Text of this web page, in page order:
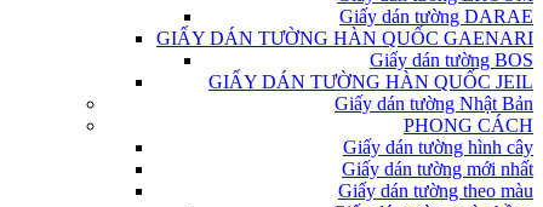
Giấy dán tường DARAE
GIẤY DÁN TƯỜNG HÀN QUỐC GAENARI
Giấy dán tường BOS
GIẤY DÁN TƯỜNG HÀN QUỐC JEIL
Giấy dán tường Nhật Bản
PHONG CÁCH
Giấy dán tường hình cây
Giấy dán tường mới nhất
Giấy dán tường theo màu